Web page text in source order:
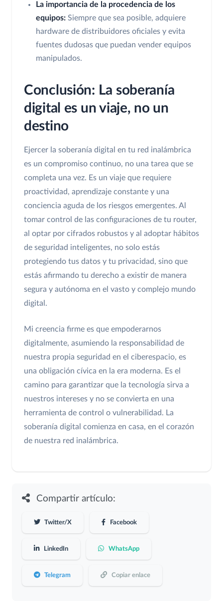
La importancia de la procedencia de los
equipos: Siempre que sea posible, adquiere
hardware de distribuidores oficiales y evita
fuentes dudosas que puedan vender equipos
manipulados.
Conclusión: La soberanía
digital es un viaje, no un
destino
Ejercer la soberanía digital en tu red inalámbrica
es un compromiso continuo, no una tarea que se
completa una vez. Es un viaje que requiere
proactividad, aprendizaje constante y una
conciencia aguda de los riesgos emergentes. Al
tomar control de las configuraciones de tu router,
al optar por cifrados robustos y al adoptar hábitos
de seguridad inteligentes, no solo estás
protegiendo tus datos y tu privacidad, sino que
estás afirmando tu derecho a existir de manera
segura y autónoma en el vasto y complejo mundo
digital.
Mi creencia firme es que empoderarnos
digitalmente, asumiendo la responsabilidad de
nuestra propia seguridad en el ciberespacio, es
una obligación cívica en la era moderna. Es el
camino para garantizar que la tecnología sirva a
nuestros intereses y no se convierta en una
herramienta de control o vulnerabilidad. La
soberanía digital comienza en casa, en el corazón
de nuestra red inalámbrica.
Compartir artículo:
Twitter/X Facebook
LinkedIn WhatsApp
Telegram Copiar enlace